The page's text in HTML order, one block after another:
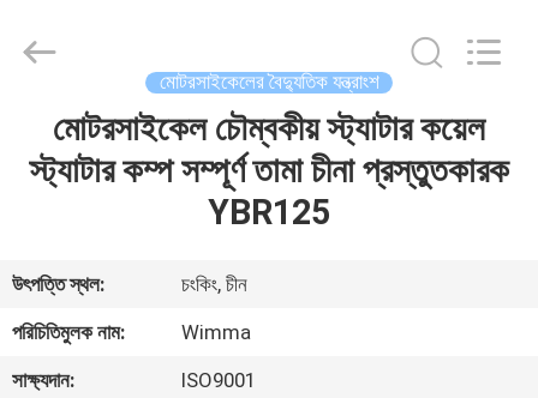
ভিডিও
Parts
মোটরসাইকেলের বৈদ্যুতিক যন্ত্রাংশ
মোটরসাইকেল চৌম্বকীয় স্ট্যাটার কয়েল
স্ট্যাটার কম্প সম্পূর্ণ তামা চীনা প্রস্তুতকারক
YBR125
উৎপত্তি স্থল:
চংকিং, চীন
পরিচিতিমুলক নাম:
Wimma
সাক্ষ্যদান:
ISO9001